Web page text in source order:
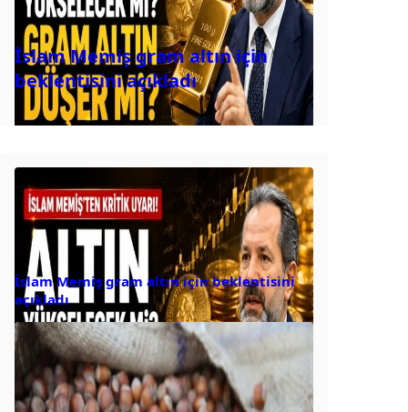
İslam Memiş gram altın için
beklentisini açıkladı
İslam Memiş gram altın için beklentisini
açıkladı